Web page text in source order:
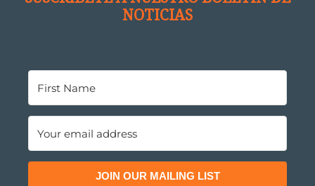
NOTICIAS
JOIN OUR MAILING LIST